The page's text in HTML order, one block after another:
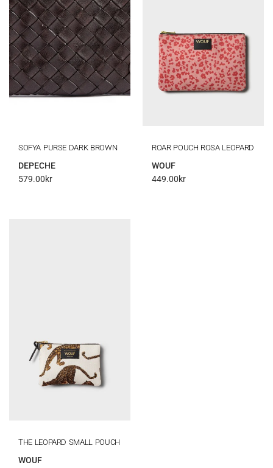
SOFYA PURSE DARK BROWN
DEPECHE
579.00kr
ROAR POUCH ROSA LEOPARD
WOUF
449.00kr
THE LEOPARD SMALL POUCH
WOUF